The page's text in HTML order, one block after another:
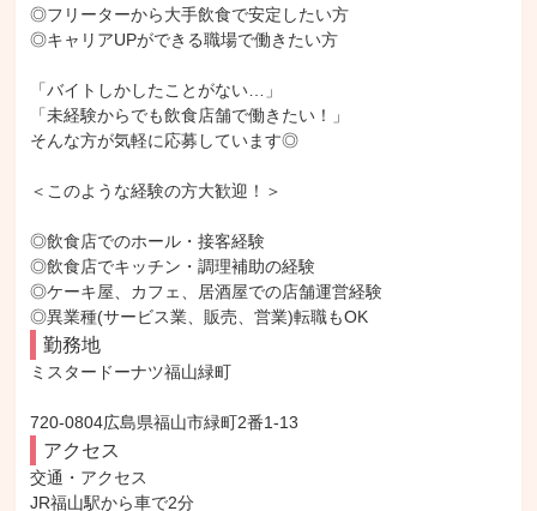
◎フリーターから大手飲食で安定したい方
◎キャリアUPができる職場で働きたい方
「バイトしかしたことがない…」
「未経験からでも飲食店舗で働きたい！」
そんな方が気軽に応募しています◎
＜このような経験の方大歓迎！＞
◎飲食店でのホール・接客経験
◎飲食店でキッチン・調理補助の経験
◎ケーキ屋、カフェ、居酒屋での店舗運営経験
◎異業種(サービス業、販売、営業)転職もOK
勤務地
ミスタードーナツ福山緑町
720-0804広島県福山市緑町2番1-13
アクセス
交通・アクセス
JR福山駅から車で2分